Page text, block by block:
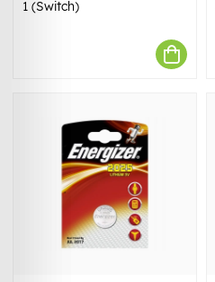
1 (Switch)